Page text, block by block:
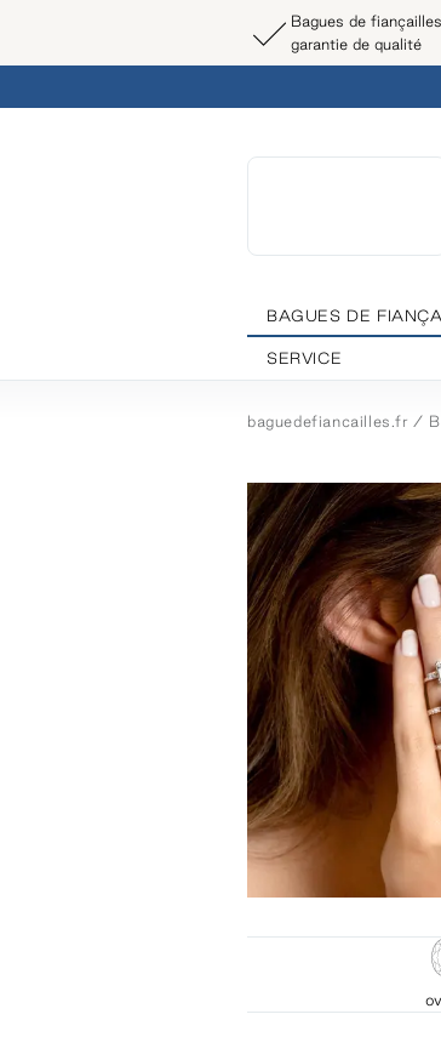
Bagues de
garantie de qualité
BAGUES DE
SERVICE
baguedefiancailles.fr